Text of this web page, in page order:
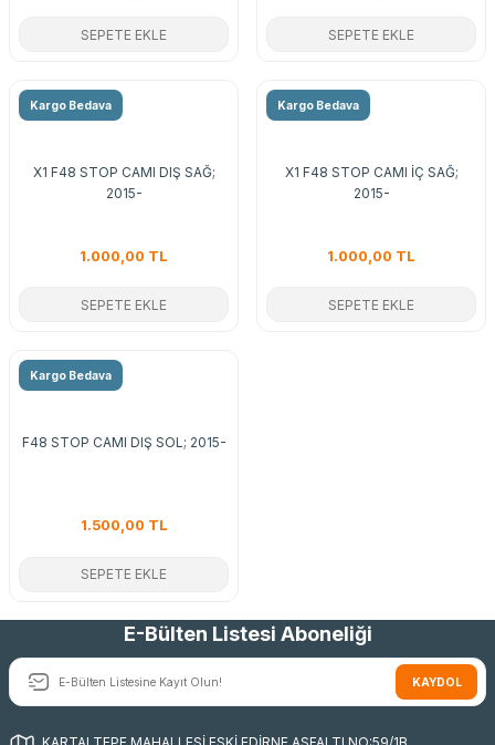
SEPETE EKLE SEPETE EKLE
Kargo Bedava
X1 F48 STOP CAMI DIŞ SAĞ;
2015-
1.000,00 TL
SEPETE EKLE
Kargo Bedava
X1 F48 STOP CAMI İÇ SAĞ;
2015-
1.000,00 TL
SEPETE EKLE
Kargo Bedava
F48 STOP CAMI DIŞ SOL; 2015-
1.500,00 TL
SEPETE EKLE
E-Bülten Listesi Aboneliği
KAYDOL